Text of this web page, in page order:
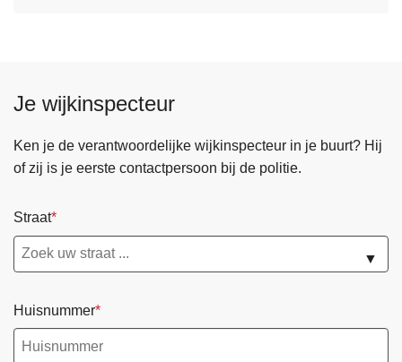
Je wijkinspecteur
Ken je de verantwoordelijke wijkinspecteur in je buurt? Hij
of zij is je eerste contactpersoon bij de politie.
Straat
▼
Huisnummer